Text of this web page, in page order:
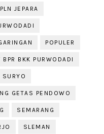
PLN JEPARA
POPULER
BPR BKK PURWODADI
SURYO
GETAS PENDOWO
SEMARANG
SLEMAN